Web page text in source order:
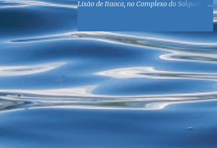
Lixão de Itaoca, no Complexo do Salgueiro,
catadores locais, como comida e material
higiênico, além de atendimento médico. O
Fórum Local espera contar com a
participação de ONGs locais e da população
do município. Aos interessados em
participar, basta se dirigir à Rua Dr.
Feliciano Sodré 82, Sala 104 – Centro, no
informações também podem ser obtidas